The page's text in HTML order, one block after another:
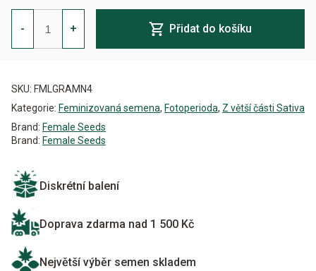
-
Grape
Amnesia
Feminizovaná
množství
+ Přidat do košíku
SKU: FMLGRAMN4
Kategorie: Feminizovaná semena, Fotoperioda, Z větší části Sativa
Brand: Female Seeds
Brand: Female Seeds
Diskrétní balení
Doprava zdarma nad 1 500 Kč
Největší výběr semen skladem